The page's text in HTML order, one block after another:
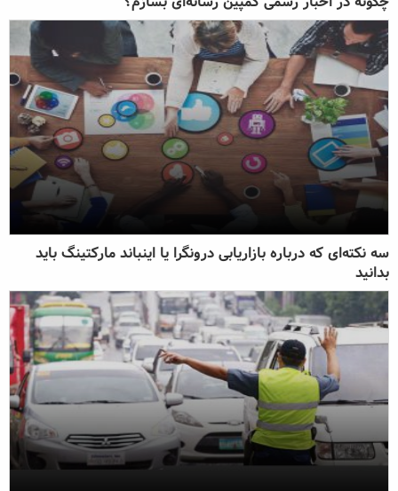
سه نکته‌ای که درباره بازاریابی درونگرا یا اینباند مارکتینگ باید
بدانید